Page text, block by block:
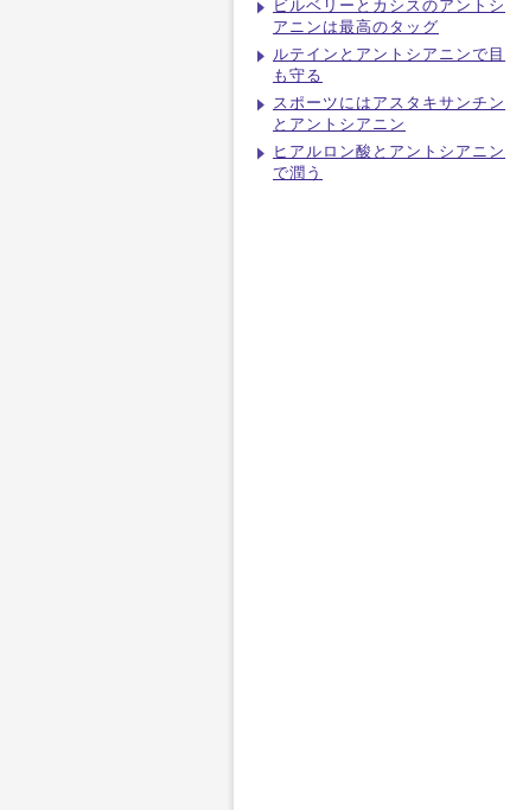
ビルベリーとカシスのアントシ
アニンは最高のタッグ
ルテインとアントシアニンで目
も守る
スポーツにはアスタキサンチン
とアントシアニン
ヒアルロン酸とアントシアニン
で潤う